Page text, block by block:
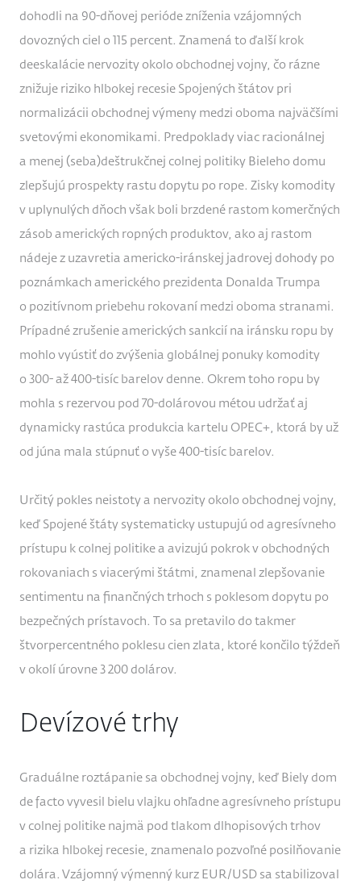
dohodli na 90-dňovej perióde zníženia vzájomných
dovozných ciel o 115 percent. Znamená to ďalší krok
deeskalácie nervozity okolo obchodnej vojny, čo rázne
znižuje riziko hlbokej recesie Spojených štátov pri
normalizácii obchodnej výmeny medzi oboma najväčšími
svetovými ekonomikami. Predpoklady viac racionálnej
a menej (seba)deštrukčnej colnej politiky Bieleho domu
zlepšujú prospekty rastu dopytu po rope. Zisky komodity
v uplynulých dňoch však boli brzdené rastom komerčných
zásob amerických ropných produktov, ako aj rastom
nádeje z uzavretia americko-iránskej jadrovej dohody po
poznámkach amerického prezidenta Donalda Trumpa
o pozitívnom priebehu rokovaní medzi oboma stranami.
Prípadné zrušenie amerických sankcií na iránsku ropu by
mohlo vyústiť do zvýšenia globálnej ponuky komodity
o 300- až 400-tisíc barelov denne. Okrem toho ropu by
mohla s rezervou pod 70-dolárovou métou udržať aj
dynamicky rastúca produkcia kartelu OPEC+, ktorá by už
od júna mala stúpnuť o vyše 400-tisíc barelov.
Určitý pokles neistoty a nervozity okolo obchodnej vojny,
keď Spojené štáty systematicky ustupujú od agresívneho
prístupu k colnej politike a avizujú pokrok v obchodných
rokovaniach s viacerými štátmi, znamenal zlepšovanie
sentimentu na finančných trhoch s poklesom dopytu po
bezpečných prístavoch. To sa pretavilo do takmer
štvorpercentného poklesu cien zlata, ktoré končilo týždeň
v okolí úrovne 3 200 dolárov.
Devízové trhy
Graduálne roztápanie sa obchodnej vojny, keď Biely dom
de facto vyvesil bielu vlajku ohľadne agresívneho prístupu
v colnej politike najmä pod tlakom dlhopisových trhov
a rizika hlbokej recesie, znamenalo pozvoľné posilňovanie
dolára. Vzájomný výmenný kurz EUR/USD sa stabilizoval